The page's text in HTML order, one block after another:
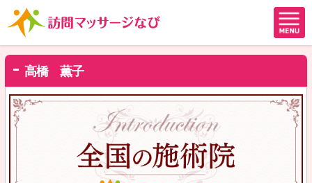
高橋 薫子